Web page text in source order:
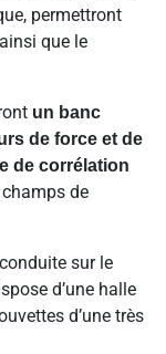
permettront
que le
un banc
de force et de
de corrélation
de
sur le
d’une halle
d’une très